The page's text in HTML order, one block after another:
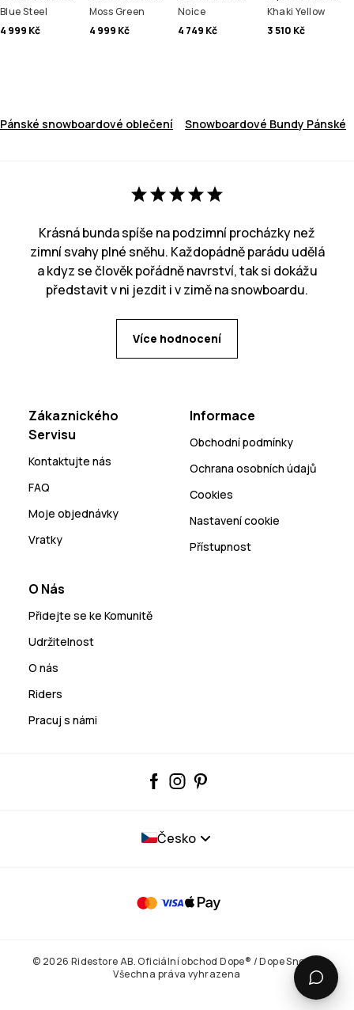
Blue Steel
4 999 Kč
Moss Green
4 999 Kč
Noice
4 749 Kč
Khaki Yellow
3 510 Kč
Pánské snowboardové oblečení Snowboardové Bundy Pánské
Krásná bunda spíše na podzimní procházky než
zimní svahy plné sněhu. Každopádně parádu udělá
a kdyz se člověk pořádně navrství, tak si dokážu
představit v ni jezdit i v zimě na snowboardu.
Více hodnocení
Zákaznického
Servisu
Kontaktujte nás
FAQ
Moje objednávky
Vratky
Informace
Obchodní podmínky
Ochrana osobních údajů
Cookies
Nastavení cookie
Přístupnost
O Nás
Přidejte se ke Komunitě
Udržitelnost
O nás
Riders
Pracuj s námi
Česko
© 2026 Ridestore AB. Oficiální obchod Dope® / Dope Snow®.
Všechna práva vyhrazena